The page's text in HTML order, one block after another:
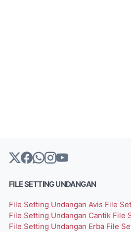
FILE SETTING UNDANGAN
File Setting Undangan Avis File
File Setting Undangan Cantik File
File Setting Undangan Erba File